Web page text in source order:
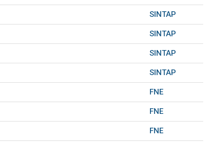
SINTAP
SINTAP
SINTAP
SINTAP
FNE
FNE
FNE